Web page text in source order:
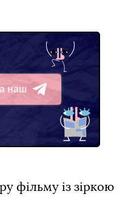
наш
фільму із зіркою